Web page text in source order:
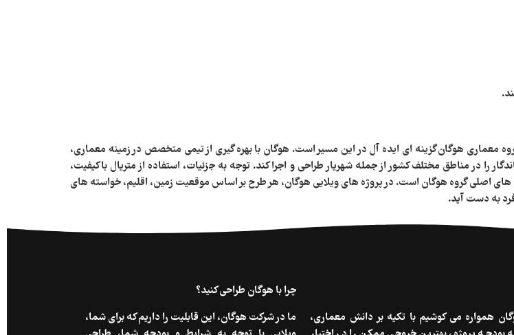
معماری هوگان گزینه‌ ای ایده آل در این مسیر است. هوگان با بهره‌ گیری از تیمی متخصص در زمینه معماری،
را در مناطق مختلف کشور از جمله شهریار طراحی و اجرا کند. توجه به جزئیات، استفاده از متریال باکیفیت،
های اصلی گروه هوگان است. در پروژه‌ های ویلایی هوگان، هر طرح بر اساس موقعیت زمین، اقلیم، خواسته‌ های
به‌ دست آید.
همواره می کوشیم با تکیه بر دانش معماری،
چرا با هوگان طراحی کنید؟
ما در شرکت هوگان، این قابلیت را داریم که برای شما،